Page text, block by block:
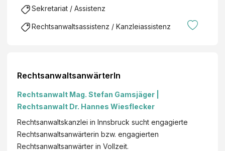
Sekretariat / Assistenz
Rechtsanwaltsassistenz / Kanzleiassistenz
RechtsanwaltsanwärterIn
Rechtsanwalt Mag. Stefan Gamsjäger |
Rechtsanwalt Dr. Hannes Wiesflecker
Rechtsanwaltskanzlei in Innsbruck sucht engagierte
Rechtsanwaltsanwärterin bzw. engagierten
Rechtsanwaltsanwärter in Vollzeit.